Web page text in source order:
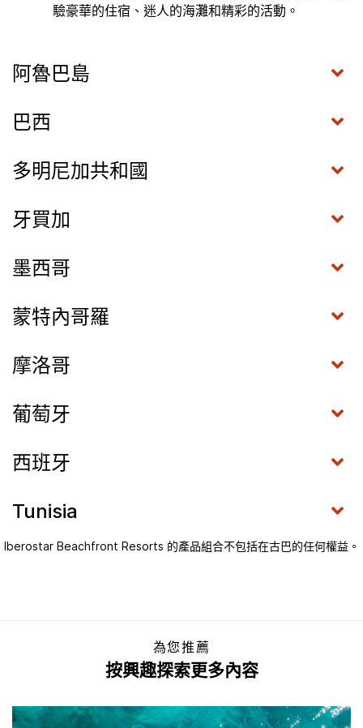
驗豪華的住宿、迷人的海灘和精彩的活動。
阿魯巴島
巴西
多明尼加共和國
牙買加
墨西哥
蒙特內哥羅
摩洛哥
葡萄牙
西班牙
Tunisia
Iberostar Beachfront Resorts 的產品組合不包括在古巴的任何權益。
為您推薦
按興趣探索更多內容